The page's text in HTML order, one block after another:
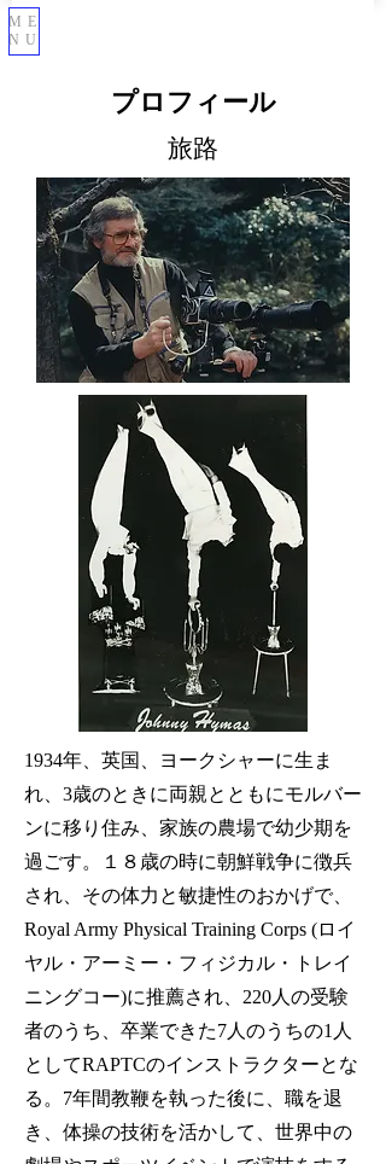
ME
NU
​プロフィール
旅路
1934年、英国、ヨークシャーに生ま
れ、3歳のときに両親とともにモルバー
ンに移り住み、家族の農場で幼少期を
過ごす。１８歳の時に朝鮮戦争に徴兵
され、その体力と敏捷性のおかげで、
Royal Army Physical Training Corps (ロイ
ヤル・アーミー・フィジカル・トレイ
ニングコー)に推薦され、220人の受験
者のうち、卒業できた7人のうちの1人
としてRAPTCのインストラクターとな
る。7年間教鞭を執った後に、職を退
き、体操の技術を活かして、世界中の